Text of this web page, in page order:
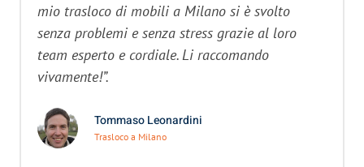
mio trasloco di mobili a Milano si è svolto
senza problemi e senza stress grazie al loro
team esperto e cordiale. Li raccomando
vivamente!”.
Tommaso Leonardini
Trasloco a Milano